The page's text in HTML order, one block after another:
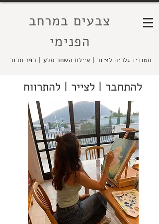
צבעים במרחב
הפנימי
סטודיו־גלריה לציור | איילת השחר סלע | כפר תבור
להתחבר | לצייר | להתרווח